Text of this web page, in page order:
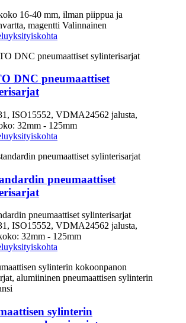
16-40 mm, ilman piippua ja
magentti Valinnainen
yksityiskohta
DNC pneumaattiset
ISO15552, VDMA24562 jalusta,
32mm - 125mm
yksityiskohta
pneumaattiset
pneumaattiset sylinterisarjat
ISO15552, VDMA24562 jalusta,
32mm - 125mm
yksityiskohta
sylinterin